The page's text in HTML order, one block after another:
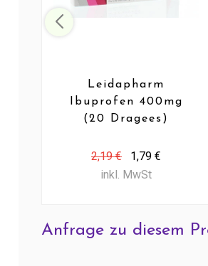
Leidapharm
Ibuprofen 400mg
(20 Dragees)
2,19 €
1,79 €
inkl. MwSt
Anfrage zu diesem